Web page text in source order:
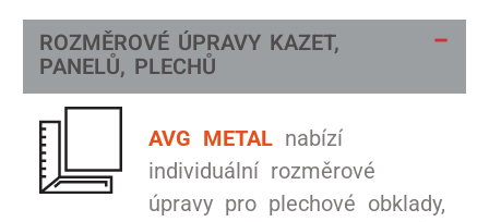
ROZMĚROVÉ ÚPRAVY KAZET,
PANELŮ, PLECHŮ
AVG METAL nabízí
individuální rozměrové
úpravy pro plechové obklady,